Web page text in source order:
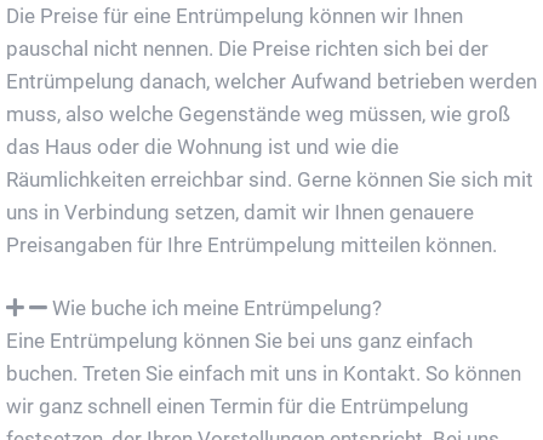
Die Preise für eine Entrümpelung können wir Ihnen
pauschal nicht nennen. Die Preise richten sich bei der
Entrümpelung danach, welcher Aufwand betrieben werden
muss, also welche Gegenstände weg müssen, wie groß
das Haus oder die Wohnung ist und wie die
Räumlichkeiten erreichbar sind. Gerne können Sie sich mit
uns in Verbindung setzen, damit wir Ihnen genauere
Preisangaben für Ihre Entrümpelung mitteilen können.
Wie buche ich meine Entrümpelung?
Eine Entrümpelung können Sie bei uns ganz einfach
buchen. Treten Sie einfach mit uns in Kontakt. So können
wir ganz schnell einen Termin für die Entrümpelung